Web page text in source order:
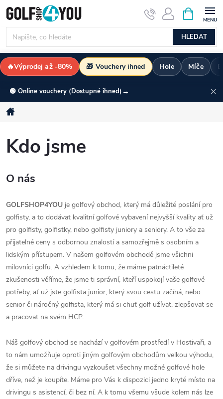
Přejít
na
obsah
HLEDAT
NÁKUPNÍ
KOŠÍK
🔥Výprodej až -80% 🎁 Vouchery ihned Hole Míče
🟢 Online vouchery (Dostupné ihned) →
Domů
Kdo jsme
O nás
GOLFSHOP4YOU je golfový obchod, který má důležité poslání pro
golfisty, a to dodávat kvalitní golfové vybavení nejvyšší kvality ať už
pro golfisty, golfistky, nebo golfisty juniory a seniory. A to vše za
přijatelné ceny s odbornou znalostí a samozřejmě s osobním a
lidským přístupem. V našem golfovém obchodě jsme všichni
milovníci golfu. A vzhledem k tomu, že máme patnáctileté
zkušenosti věříme, že jsme ti správní, kteří uspokojí vaše golfové
potřeby, ať už jste golfista junior, který svou cestu začíná, nebo
senior či náročný golfista, který má si chuť golf užívat, zlepšovat se
a pracovat na svém HCP.
Náš golfový obchod se nachází v golfovém prostředí v Hostivaři, a
to nám umožňuje oproti jiným golfovým obchodům velkou výhodu,
že si můžete na drivingu vyzkoušet všechny možné golfové hole
dříve, než je koupíte. Máme pro Vás k dispozici jedno kryté místo na
drivingu s asistencí, či bez ní. A k tomu všemu všude kolem nás lze